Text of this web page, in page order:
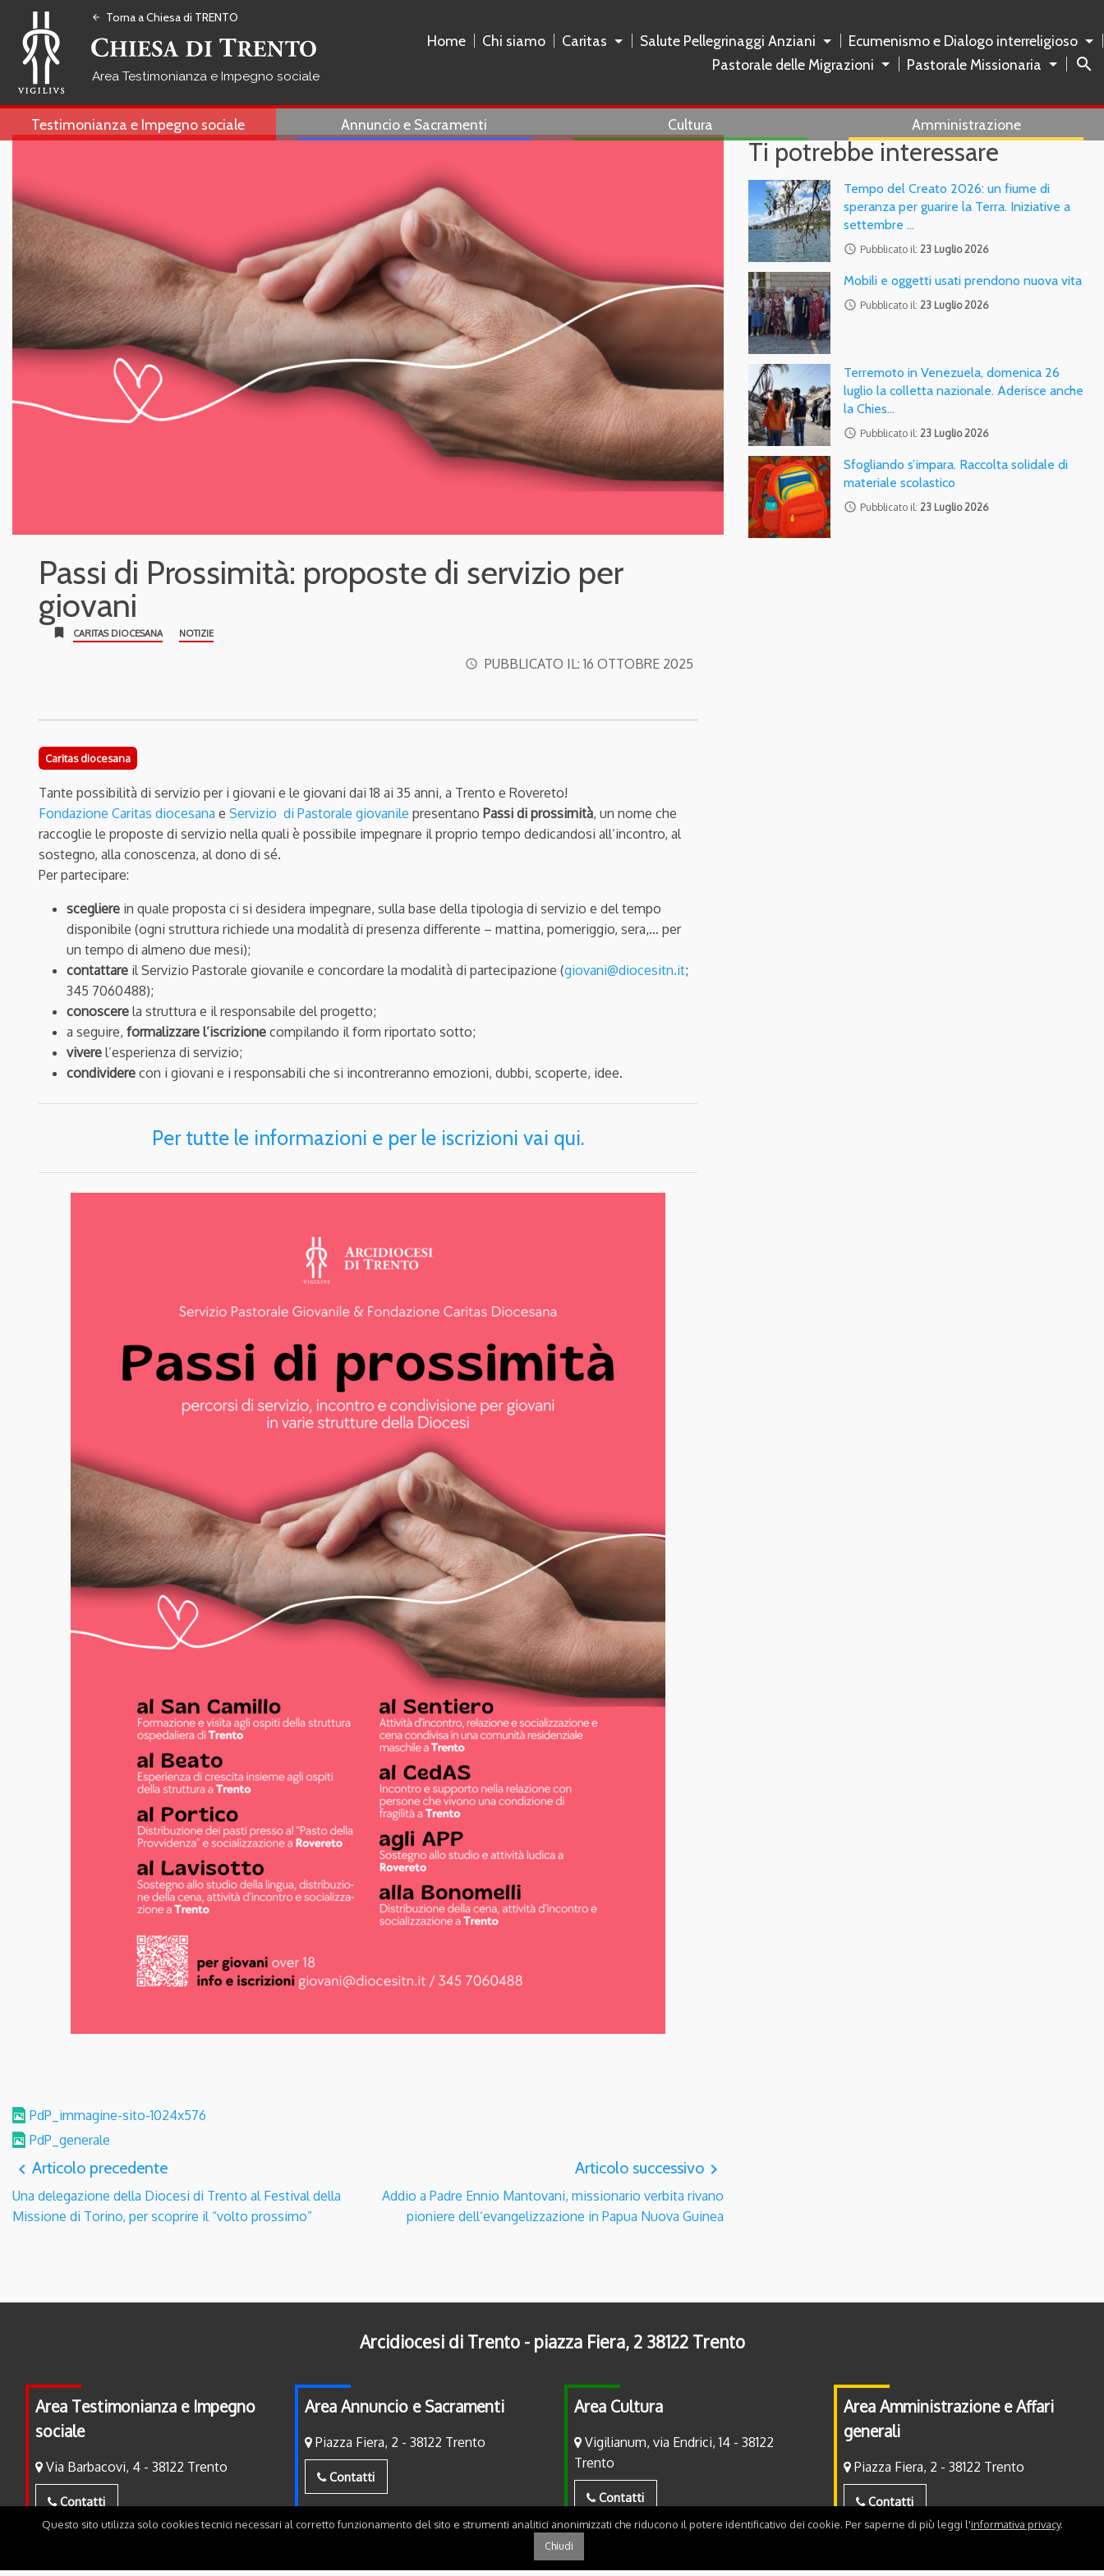
arrow_back Torna a Chiesa di TRENTO
Testimonianza e Impegno sociale
Home Chi siamo Caritas Salute Pellegrinaggi Anziani
Ecumenismo e Dialogo interreligioso
Pastorale delle Migrazioni
Pastorale Missionaria search
Testimonianza e Impegno sociale Annuncio e Sacramenti Cultura Amministrazione
Passi di Prossimità: proposte di servizio per
giovani
bookmark CARITAS DIOCESANA NOTIZIE
access_time PUBBLICATO IL:16 OTTOBRE 2025
Caritas diocesana
Tante possibilità di servizio per i giovani e le giovani dai 18 ai 35 anni, a Trento e Rovereto!
Fondazione Caritas diocesana e Servizio di Pastorale giovanile presentano Passi di prossimità, un nome che
raccoglie le proposte di servizio nella quali è possibile impegnare il proprio tempo dedicandosi all’incontro, al
sostegno, alla conoscenza, al dono di sé.
Per partecipare:
scegliere in quale proposta ci si desidera impegnare, sulla base della tipologia di servizio e del tempo
disponibile (ogni struttura richiede una modalità di presenza differente – mattina, pomeriggio, sera,… per
un tempo di almeno due mesi);
contattare il Servizio Pastorale giovanile e concordare la modalità di partecipazione (giovani@diocesitn.it;
345 7060488);
conoscere la struttura e il responsabile del progetto;
a seguire, formalizzare l’iscrizione compilando il form riportato sotto;
vivere l’esperienza di servizio;
condividere con i giovani e i responsabili che si incontreranno emozioni, dubbi, scoperte, idee.
Per tutte le informazioni e per le iscrizioni vai qui.
PdP_immagine-sito-1024x576
PdP_generale
navigate_before Articolo precedente
Una delegazione della Diocesi di Trento al Festival della
Missione di Torino, per scoprire il “volto prossimo”
Articolo successivo navigate_next
Addio a Padre Ennio Mantovani, missionario verbita rivano
pioniere dell’evangelizzazione in Papua Nuova Guinea
Ti potrebbe interessare
Tempo del Creato 2026: un fiume di
speranza per guarire la Terra. Iniziative a
settembre …
access_time Pubblicato il: 23 Luglio 2026
Mobili e oggetti usati prendono nuova vita
access_time Pubblicato il: 23 Luglio 2026
Terremoto in Venezuela, domenica 26
luglio la colletta nazionale. Aderisce anche
la Chies…
access_time Pubblicato il: 23 Luglio 2026
Sfogliando s’impara. Raccolta solidale di
materiale scolastico
access_time Pubblicato il: 23 Luglio 2026
Arcidiocesi di Trento - piazza Fiera, 2 38122 Trento
Area Testimonianza e Impegno
sociale
Via Barbacovi, 4 - 38122 Trento
Contatti
Area Annuncio e Sacramenti
Piazza Fiera, 2 - 38122 Trento
Contatti
Area Cultura
Vigilianum, via Endrici, 14 - 38122
Trento
Contatti
Area Amministrazione e Affari
generali
Piazza Fiera, 2 - 38122 Trento
Contatti
Questo sito utilizza solo cookies tecnici necessari al corretto funzionamento del sito e strumenti analitici anonimizzati che riducono il potere identificativo dei cookie. Per saperne di più leggi l'informativa privacy.
Chiudi